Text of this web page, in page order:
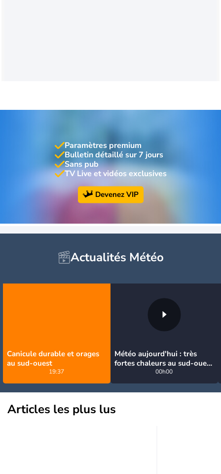
Paramètres premium
Bulletin détaillé sur 7 jours
Sans pub
TV Live et vidéos exclusives
Devenez VIP
Actualités Météo
Canicule durable et orages
au sud-ouest
19:37
Météo aujourd'hui : très
fortes chaleurs au sud-ouest
avant des orages, jusqu'à
39°C
00h00
Articles les plus lus